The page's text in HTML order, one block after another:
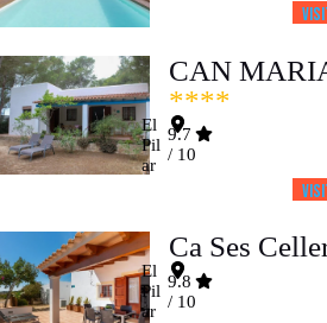
CAN
****
El
Pil
ar
9.7
/ 10
Ca Ses
El
Pil
ar
9.8
/ 10